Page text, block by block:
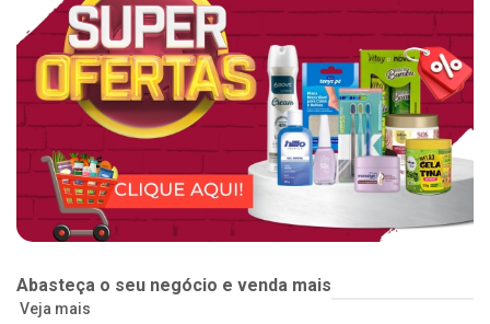
Abasteça o seu negócio e venda mais
Veja mais